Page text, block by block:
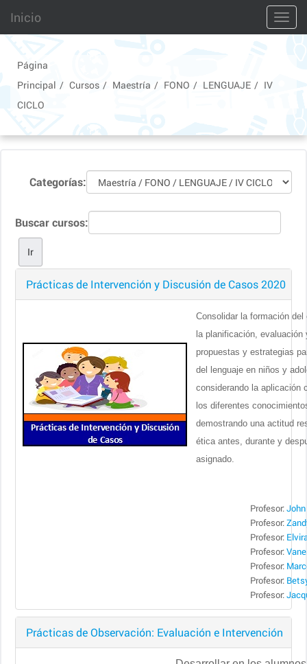
Inicio
Página
Principal
Cursos Maestría FONO LENGUAJE
IV
CICLO
Categorías:
Buscar cursos:
Prácticas de Intervención y Discusión de Casos 2020
Consolidar la formación
la planificación, evaluación
propuestas y estrategias
del lenguaje en niños y
considerando la aplicación
los diferentes
demostrando una actitud
ética antes, durante y
Profesor:
Profesor:
Profesor:
Profesor:
Profesor:
Profesor:
Profesor:
Prácticas de Observación: Evaluación e Intervención